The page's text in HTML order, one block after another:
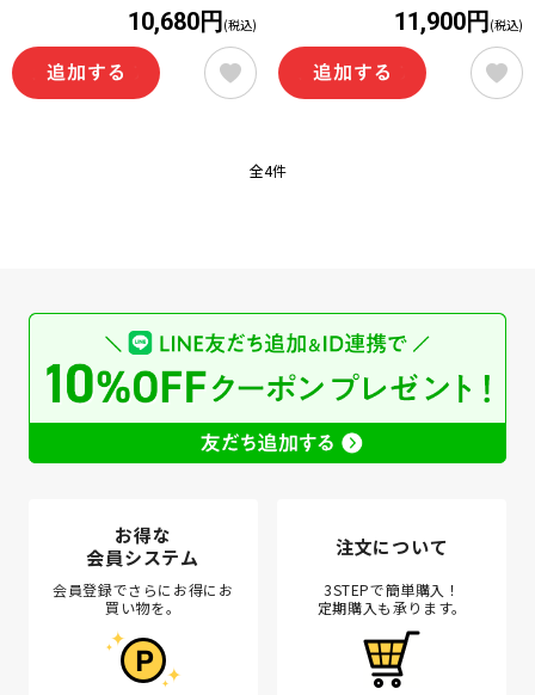
10,680円 (税込) 11,900円 (税込)
全4件
お得な
会員システム
会員登録でさらにお得にお
買い物を。
注文について
3STEPで簡単購入！
定期購入も承ります。